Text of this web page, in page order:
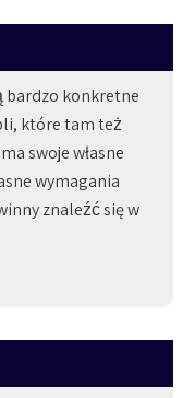
bardzo konkretne
które tam też
swoje własne
wymagania
znaleźć się w